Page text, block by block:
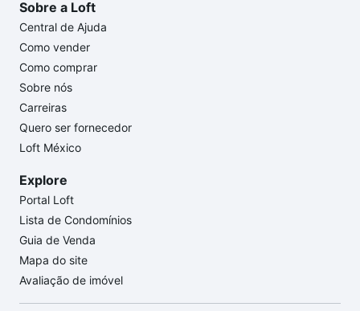
Sobre a Loft
Central de Ajuda
Como vender
Como comprar
Sobre nós
Carreiras
Quero ser fornecedor
Loft México
Explore
Portal Loft
Lista de Condomínios
Guia de Venda
Mapa do site
Avaliação de imóvel